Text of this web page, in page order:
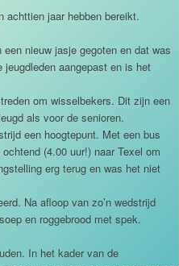
achttien jaar hebben bereikt.
nieuw jasje gegoten en dat was
aangepast en is het
om wisselbekers. Dit zijn een
als voor de senioren.
een hoogtepunt. Met een bus
(4.00 uur!) naar Texel om
erg terug en was het niet
Na afloop van zo’n wedstrijd
en roggebrood met spek.
In het kader van de